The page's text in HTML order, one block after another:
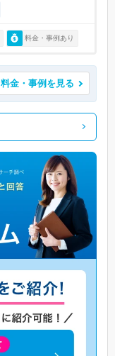
料金・事例あり
料金・事例を見る